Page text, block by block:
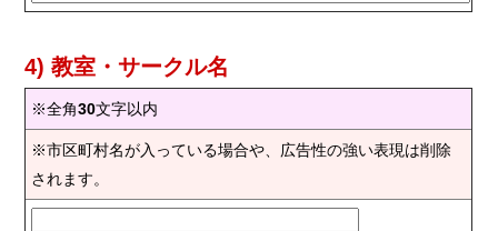
4) 教室・サークル名
※全角30文字以内
※市区町村名が入っている場合や、広告性の強い表現は削除
されます。